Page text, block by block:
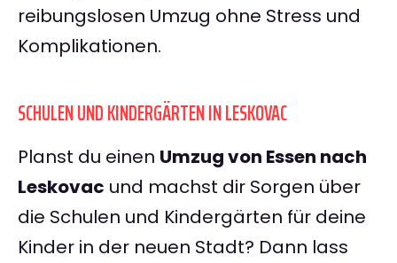
reibungslosen Umzug ohne Stress und
Komplikationen.
SCHULEN UND KINDERGÄRTEN IN LESKOVAC
Planst du einen Umzug von Essen nach
Leskovac und machst dir Sorgen über
die Schulen und Kindergärten für deine
Kinder in der neuen Stadt? Dann lass